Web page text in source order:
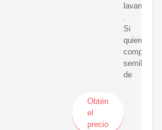
lavanda
Si
quieres
comprar
semillas
de
Obtén
el
precio